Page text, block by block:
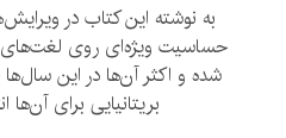
به نوشته این کتاب در
حساسیت ویژه‌ای روی لغت‌های
شده و اکثر آن‌ها در این
بریتانیایی برای